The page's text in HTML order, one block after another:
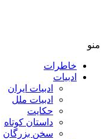
منو
خاطرات
ادبیات
ادبیات ایران
ادبیات ملل
حکایت
داستان کوتاه
سخن بزرگان